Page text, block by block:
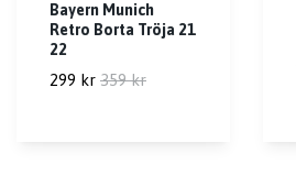
Bayern Munich
Retro Borta Tröja 21
22
299 kr 359 kr